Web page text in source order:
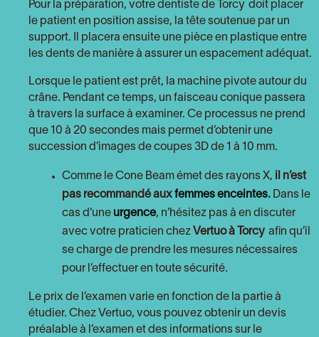
Pour la préparation, votre dentiste de Torcy doit placer
le patient en position assise, la tête soutenue par un
support. Il placera ensuite une pièce en plastique entre
les dents de manière à assurer un espacement adéquat.
Lorsque le patient est prêt, la machine pivote autour du
crâne. Pendant ce temps, un faisceau conique passera
à travers la surface à examiner. Ce processus ne prend
que 10 à 20 secondes mais permet d’obtenir une
succession d’images de coupes 3D de 1 à 10 mm.
Comme le Cone Beam émet des rayons X, il n’est
pas recommandé aux femmes enceintes. Dans le
cas d’une urgence, n’hésitez pas à en discuter
avec votre praticien chez Vertuo à Torcy afin qu’il
se charge de prendre les mesures nécessaires
pour l’effectuer en toute sécurité.
Le prix de l’examen varie en fonction de la partie à
étudier. Chez Vertuo, vous pouvez obtenir un devis
préalable à l’examen et des informations sur le